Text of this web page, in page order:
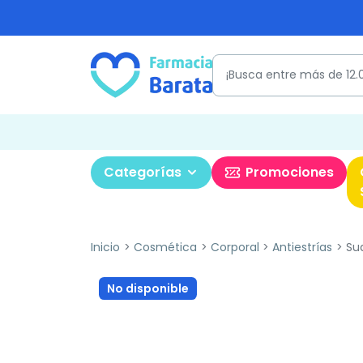
Categorías Promociones
Inicio Cosmética Corporal Antiestrías
No disponible